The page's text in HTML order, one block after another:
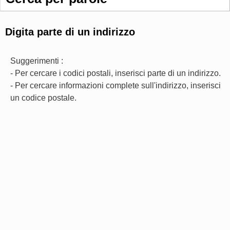
Digita parte di un indirizzo
Suggerimenti :
- Per cercare i codici postali, inserisci parte di un indirizzo.
- Per cercare informazioni complete sull'indirizzo, inserisci
un codice postale.